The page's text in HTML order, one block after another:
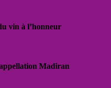
vin à l’honneur
Madiran